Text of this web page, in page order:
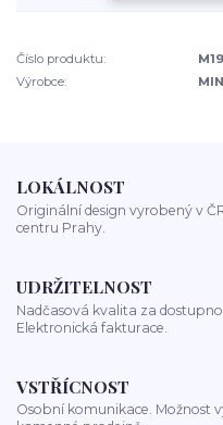
Číslo produktu:
Výrobce:
LOKÁLNOST
Originální design vyrobený v
centru Prahy.
UDRŽITELNOST
Nadčasová kvalita za
Elektronická fakturace.
VSTŘÍCNOST
Osobní komunikace. Možnost